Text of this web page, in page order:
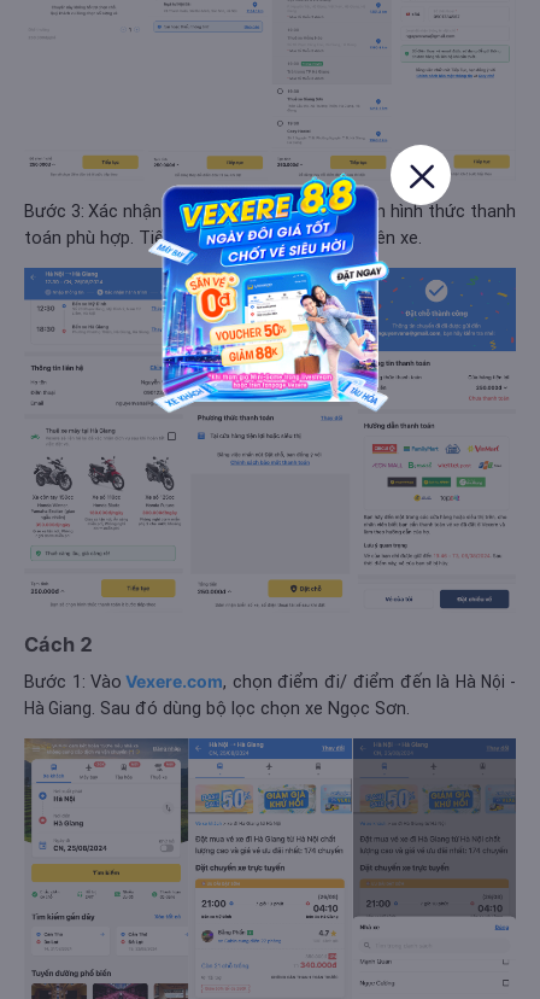
Bước 3: Xác nhận lại thông tin đặt vé và chọn hình thức thanh
toán phù hợp. Tiến hành thanh toán và chờ lên xe.
Cách 2
Bước 1: Vào Vexere.com, chọn điểm đi/ điểm đến là Hà Nội -
Hà Giang. Sau đó dùng bộ lọc chọn xe Ngọc Sơn.